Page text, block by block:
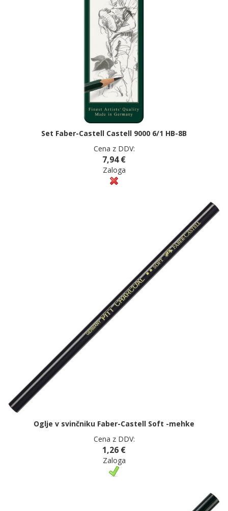
Set Faber-Castell Castell 9000 6/1 HB-8B
Cena z DDV:
7,94 €
Zaloga
Oglje v svinčniku Faber-Castell Soft -mehke
Cena z DDV:
1,26 €
Zaloga